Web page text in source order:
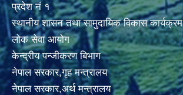
प्रदेश नं १
स्थानीय शासन तथा सामुदायिक विकास कार्यक्रम
लोक सेवा आयोग
केन्द्रीय पन्जीकरण बिभाग
नेपाल सरकार,गृह मन्त्रालय
नेपाल सरकार,अर्थ मन्त्रालय